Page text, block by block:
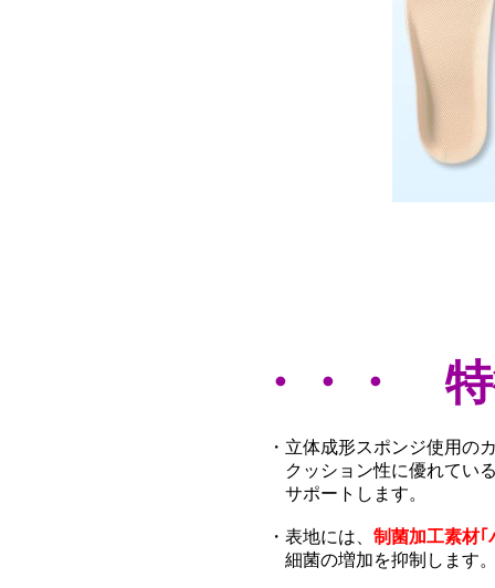
・・・
・立体成形スポンジ使用の
クッション性に優れてい
サポートします。
・表地には、 制菌加工素材｢
細菌の増加を抑制します